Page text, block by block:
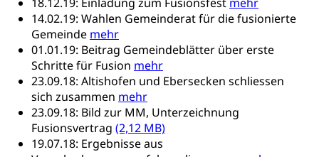
14.02.19: Wahlen Gemeinderat für die fusionierte
Gemeinde mehr
01.01.19: Beitrag Gemeindeblätter über erste
Schritte für Fusion mehr
23.09.18: Altishofen und Ebersecken schliessen
sich zusammen mehr
23.09.18: Bild zur MM, Unterzeichnung
Fusionsvertrag (2,12 MB)
19.07.18: Ergebnisse aus
Kantonales Tabakpräventionsprogramm
Gesundheitsförderung
Prävention (Polizei)
Suchtprävention
Gesundheitsversorgung
Sozialversicherungen, Sozialpolitik,
Arbeitslosenversicherung,
Mutterschaftsversicherung, Krankenversicherung,
Unfallversicherung, Invalidenversicherung,
Sozialhilfe
Kranken- und Unfallversicherung
(gruezi.lu.ch)
Krankenversicherung (WAS Luzern)
Sucht und Drogen
Drogenabhängigkeit, Drogensucht,
Medikamentenabhängigkeit,